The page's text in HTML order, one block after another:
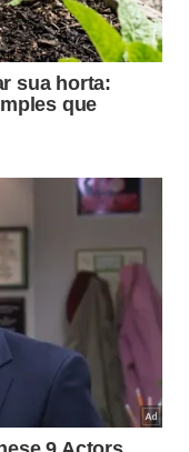
produto pode
alguns
“talhado” após
a aplicação
agitação e
original;
ou sob sol
antes do
solar